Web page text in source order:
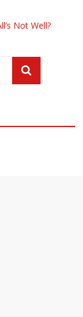
Not Well?